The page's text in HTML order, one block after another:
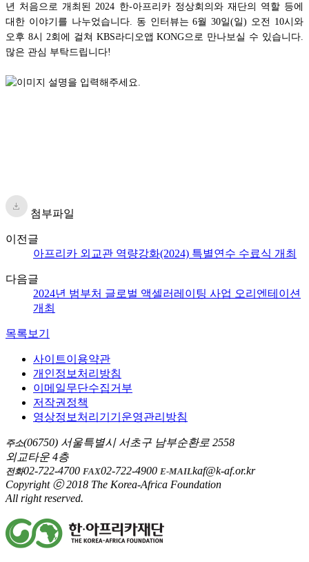
년 처음으로 개최된 2024 한-아프리카 정상회의와 재단의 역할 등에
대한 이야기를 나누었습니다. 동 인터뷰는 6월 30일(일) 오전 10시와
오후 8시 2회에 걸쳐 KBS라디오앱 KONG으로 만나보실 수 있습니다.
많은 관심 부탁드립니다!
첨부파일
이전글
아프리카 외교관 역량강화(2024) 특별연수 수료식 개최
다음글
2024년 범부처 글로벌 액셀러레이팅 사업 오리엔테이션
개최
목록보기
사이트이용약관
개인정보처리방침
이메일무단수집거부
저작권정책
영상정보처리기기운영관리방침
주소(06750) 서울특별시 서초구 남부순환로 2558
외교타운 4층
전화02-722-4700 FAX02-722-4900 E-MAILkaf@k-af.or.kr
Copyright ⓒ 2018 The Korea-Africa Foundation
All right reserved.